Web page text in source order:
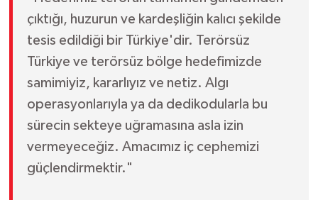
çıktığı, huzurun ve kardeşliğin kalıcı şekilde
tesis edildiği bir Türkiye'dir. Terörsüz
Türkiye ve terörsüz bölge hedefimizde
samimiyiz, kararlıyız ve netiz. Algı
operasyonlarıyla ya da dedikodularla bu
sürecin sekteye uğramasına asla izin
vermeyeceğiz. Amacımız iç cephemizi
güçlendirmektir."